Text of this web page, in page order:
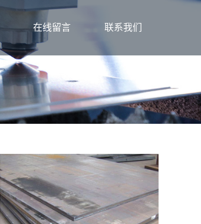
在线留言 联系我们